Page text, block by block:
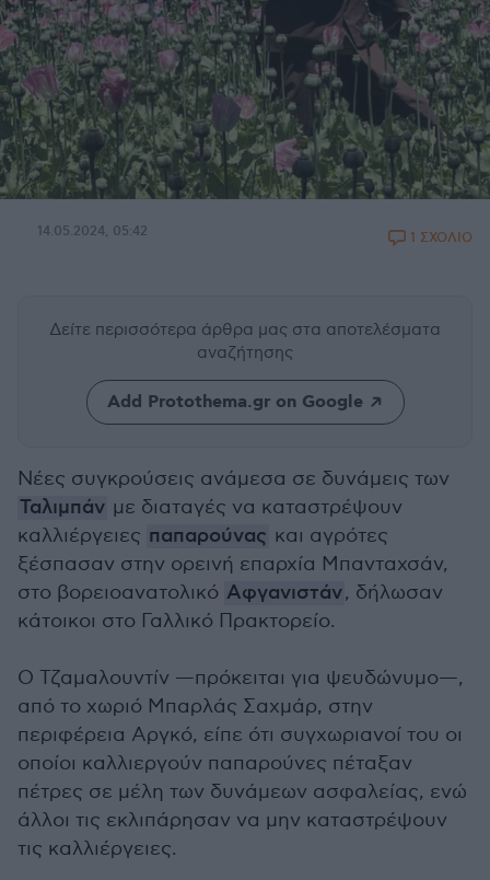
14.05.2024, 05:42 1 ΣΧΟΛΙΟ
Δείτε περισσότερα άρθρα μας στα αποτελέσματα
αναζήτησης
Add Protothema.gr on Google
Νέες συγκρούσεις ανάμεσα σε δυνάμεις των
Ταλιμπάν με διαταγές να καταστρέψουν
καλλιέργειες παπαρούνας και αγρότες
ξέσπασαν στην ορεινή επαρχία Μπανταχσάν,
στο βορειοανατολικό Αφγανιστάν, δήλωσαν
κάτοικοι στο Γαλλικό Πρακτορείο.
Ο Τζαμαλουντίν —πρόκειται για ψευδώνυμο—,
από το χωριό Μπαρλάς Σαχμάρ, στην
περιφέρεια Αργκό, είπε ότι συγχωριανοί του οι
οποίοι καλλιεργούν παπαρούνες πέταξαν
πέτρες σε μέλη των δυνάμεων ασφαλείας, ενώ
άλλοι τις εκλιπάρησαν να μην καταστρέψουν
τις καλλιέργειες.